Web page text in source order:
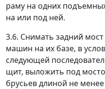
раму на одних
на или под ней.
3.6. Снимать задний
машин на их базе, в
следующей
щит, выложить под
брусьев длиной не